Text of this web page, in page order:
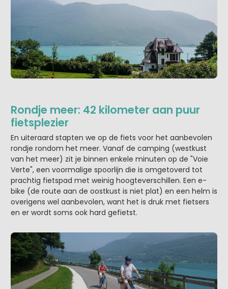
Rondje meer: 42 kilometer aan puur
fietsplezier
En uiteraard stapten we op de fiets voor het aanbevolen
rondje rondom het meer. Vanaf de camping (westkust
van het meer) zit je binnen enkele minuten op de "Voie
Verte", een voormalige spoorlijn die is omgetoverd tot
prachtig fietspad met weinig hoogteverschillen. Een e-
bike (de route aan de oostkust is niet plat) en een helm is
overigens wel aanbevolen, want het is druk met fietsers
en er wordt soms ook hard gefietst.